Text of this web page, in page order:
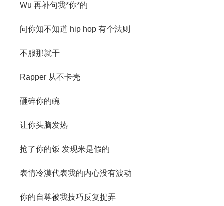
Wu 再补句我*你*的
问你知不知道 hip hop 有个法则
不服那就干
Rapper 从不卡壳
砸碎你的碗
让你头脑发热
抢了你的饭 发现米是假的
表情冷漠代表我的内心没有波动
你的自尊被我技巧反复捉弄